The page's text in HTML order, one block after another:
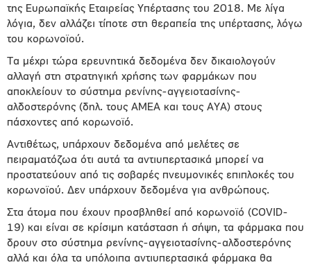
της Ευρωπαϊκής Εταιρείας Υπέρτασης του 2018. Με λίγα
λόγια, δεν αλλάζει τίποτε στη θεραπεία της υπέρτασης, λόγω
του κορωνοϊού.
Τα μέχρι τώρα ερευνητικά δεδομένα δεν δικαιολογούν
αλλαγή στη στρατηγική χρήσης των φαρμάκων που
αποκλείουν το σύστημα ρενίνης-αγγειοτασίνης-
αλδοστερόνης (δηλ. τους ΑΜΕΑ και τους ΑΥΑ) στους
πάσχοντες από κορωνοϊό.
Αντιθέτως, υπάρχουν δεδομένα από μελέτες σε
πειραματόζωα ότι αυτά τα αντιυπερτασικά μπορεί να
προστατεύουν από τις σοβαρές πνευμονικές επιπλοκές του
κορωνοϊού. Δεν υπάρχουν δεδομένα για ανθρώπους.
Στα άτομα που έχουν προσβληθεί από κορωνοϊό (COVID-
19) και είναι σε κρίσιμη κατάσταση ή σήψη, τα φάρμακα που
δρουν στο σύστημα ρενίνης-αγγειοτασίνης-αλδοστερόνης
αλλά και όλα τα υπόλοιπα αντιυπερτασικά φάρμακα θα